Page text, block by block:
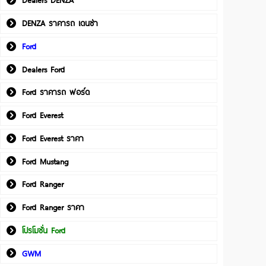
DENZA ราคารถ เดนซ่า
Ford
Dealers Ford
Ford ราคารถ ฟอร์ด
Ford Everest
Ford Everest ราคา
Ford Mustang
Ford Ranger
Ford Ranger ราคา
โปรโมชั่น Ford
GWM